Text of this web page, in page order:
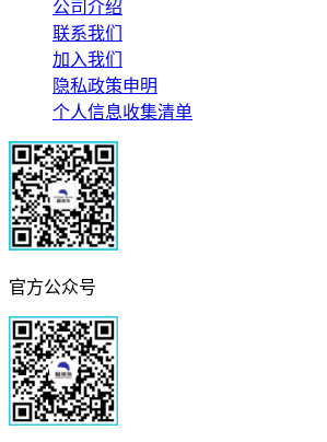
公司介绍
联系我们
加入我们
隐私政策申明
个人信息收集清单
官方公众号